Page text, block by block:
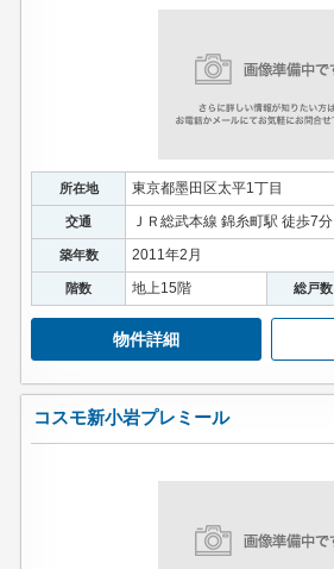
所在地 東京都墨田区太平1丁目
交通 ＪＲ総武本線 錦糸町駅 徒歩7分
築年数 2011年2月
階数 地上15階 総戸数
物件詳細
コスモ新小岩プレミール